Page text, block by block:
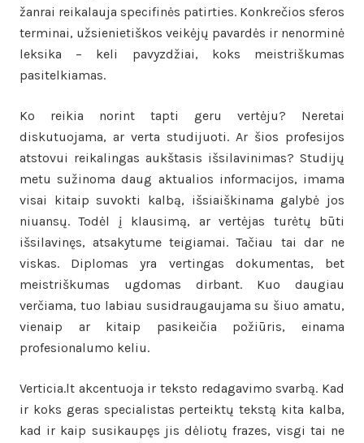
žanrai reikalauja specifinės patirties. Konkrečios sferos
terminai, užsienietiškos veikėjų pavardės ir nenorminė
leksika – keli pavyzdžiai, koks meistriškumas
pasitelkiamas.
Ko reikia norint tapti geru vertėju? Neretai
diskutuojama, ar verta studijuoti. Ar šios profesijos
atstovui reikalingas aukštasis išsilavinimas? Studijų
metu sužinoma daug aktualios informacijos, imama
visai kitaip suvokti kalbą, išsiaiškinama galybė jos
niuansų. Todėl į klausimą, ar vertėjas turėtų būti
išsilavinęs, atsakytume teigiamai. Tačiau tai dar ne
viskas. Diplomas yra vertingas dokumentas, bet
meistriškumas ugdomas dirbant. Kuo daugiau
verčiama, tuo labiau susidraugaujama su šiuo amatu,
vienaip ar kitaip pasikeičia požiūris, einama
profesionalumo keliu.
Verticia.lt akcentuoja ir teksto redagavimo svarbą. Kad
ir koks geras specialistas perteiktų tekstą kita kalba,
kad ir kaip susikaupęs jis dėliotų frazes, visgi tai ne